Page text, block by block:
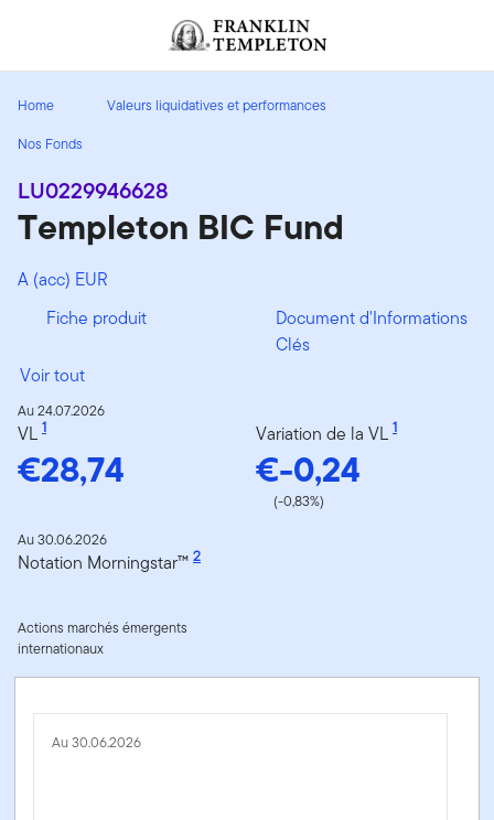
Header menu toggle
Home
Valeurs liquidatives et performances
Nos Fonds
LU0229946628
Templeton BIC Fund
A (acc) EUR
Fiche produit
Document d'Informations
Clés
Voir tout
Au 24.07.2026
VL 1
€28,74
Variation de la VL 1
€-0,24
(-0,83%)
Au 30.06.2026
Notation Morningstar™ 2
Actions marchés émergents
internationaux
Au 30.06.2026